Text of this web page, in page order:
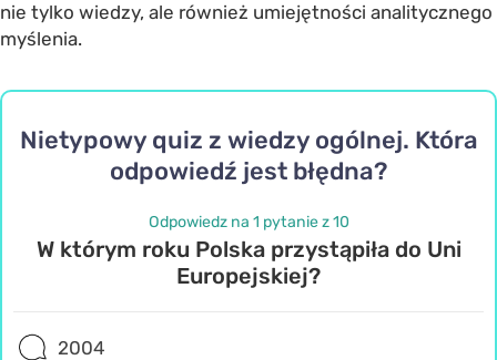
nie tylko wiedzy, ale również umiejętności analitycznego
myślenia.
Nietypowy quiz z wiedzy ogólnej. Która
odpowiedź jest błędna?
Odpowiedz na 1 pytanie z 10
W którym roku Polska przystąpiła do Uni
Europejskiej?
2004